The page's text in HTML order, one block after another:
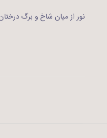
نور از میان شاخ و برگ